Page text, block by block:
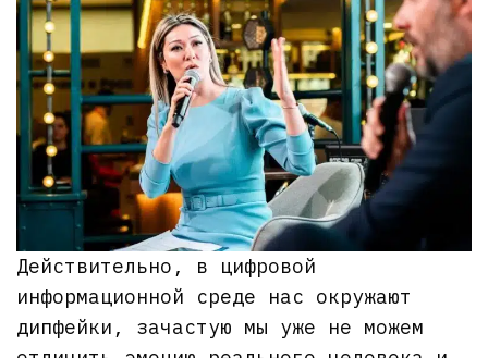
Действительно, в цифровой
информационной среде нас окружают
дипфейки, зачастую мы уже не можем